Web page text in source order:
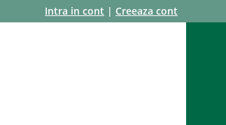
Intra in cont | Creeaza cont